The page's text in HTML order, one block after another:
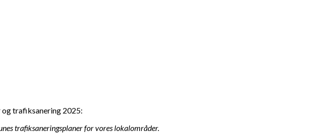
trafiksanering 2025:
trafiksaneringsplaner for vores lokalområder.